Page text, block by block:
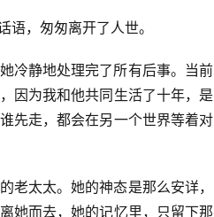
，匆匆离开了人世。
冷静地处理完了所有后事。当前
因为我和他共同生活了十年，是
先走，都会在另一个世界等着对
老太太。她的神态是那么安详，
她而去，她的记忆里，只留下那